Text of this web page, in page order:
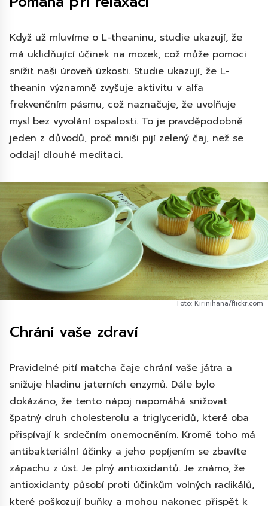
Když už mluvíme o L-theaninu, studie ukazují, že
má uklidňující účinek na mozek, což může pomoci
snížit naši úroveň úzkosti. Studie ukazují, že L-
theanin významně zvyšuje aktivitu v alfa
frekvenčním pásmu, což naznačuje, že uvolňuje
mysl bez vyvolání ospalosti. To je pravděpodobně
jeden z důvodů, proč mniši pijí zelený čaj, než se
oddají dlouhé meditaci.
Foto: Kirinihana/flickr.com
Chrání vaše zdraví
Pravidelné pití matcha čaje chrání vaše játra a
snižuje hladinu jaterních enzymů. Dále bylo
dokázáno, že tento nápoj napomáhá snižovat
špatný druh cholesterolu a triglyceridů, které oba
přispívají k srdečním onemocněním. Kromě toho má
antibakteriální účinky a jeho popíjením se zbavíte
zápachu z úst. Je plný antioxidantů. Je známo, že
antioxidanty působí proti účinkům volných radikálů,
které poškozují buňky a mohou nakonec přispět k